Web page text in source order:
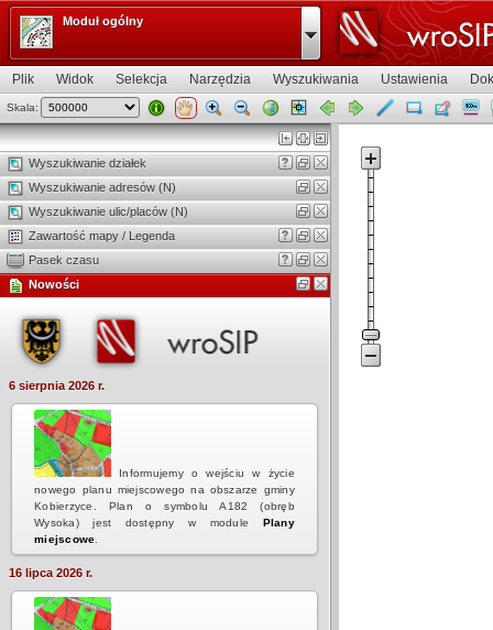
Plik Widok Selekcja Narzędzia Wyszukiwania Ustawienia
Skala:
Wyszukiwanie działek
Wyszukiwanie adresów (N)
Wyszukiwanie ulic/placów (N)
Zawartość mapy / Legenda
Pasek czasu
Nowości
Widok mapy
Moduł ogólny